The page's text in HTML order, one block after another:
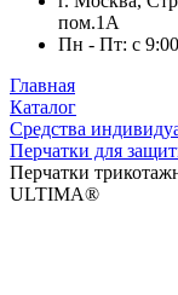
пом.1А
Пн - Пт: с
Главная
Каталог
Средства
Перчатки для
Перчатки
ULTIMA®